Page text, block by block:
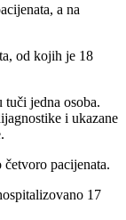
a na
od kojih je 18
tuči jedna osoba.
i ukazane
pacijenata.
17